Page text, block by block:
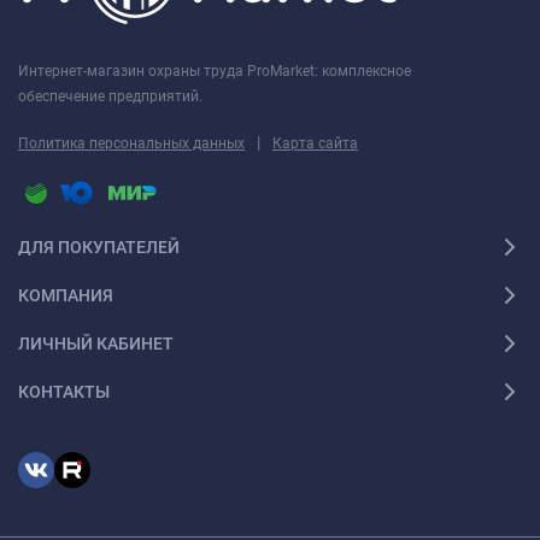
Интернет-магазин охраны труда ProMarket: комплексное
обеспечение предприятий.
Политика персональных данных | Карта сайта
ДЛЯ ПОКУПАТЕЛЕЙ
КОМПАНИЯ
ЛИЧНЫЙ КАБИНЕТ
КОНТАКТЫ